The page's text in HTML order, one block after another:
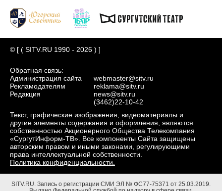
© [ ( SITV.RU 1990 - 2026 ) ]
Обратная связь:
Администрация сайта
Рекламодателям
Редакция
webmaster@sitv.ru
reklama@sitv.ru
news@sitv.ru
(3462)22-10-42
Текст, графические изображения, видеоматериалы и
другие элементы содержания и оформления, являются
собственностью Акционерного Общества Телекомпания
«СургутИнформ-ТВ». Все компоненты Сайта защищены
авторским правом и иными законами, регулирующими
права интеллектуальной собственности.
Политика конфиденциальности.
SITV.RU. Запись о регистрации СМИ ЭЛ № ФС77-75371 от 25.03.2019.